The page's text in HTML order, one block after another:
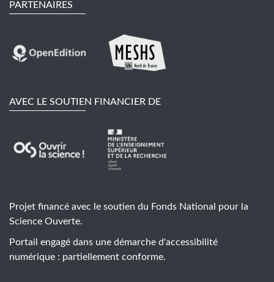
PARTENAIRES
AVEC LE SOUTIEN FINANCIER DE
Projet financé avec le soutien du Fonds National pour la
Science Ouverte.
Portail engagé dans une démarche d'accessibilité
numérique : partiellement conforme.